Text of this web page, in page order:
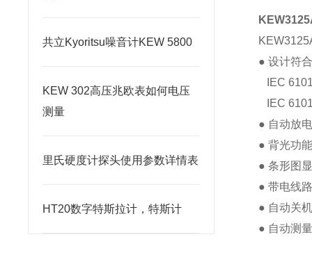
共立Kyoritsu噪音计KEW 5800
KEW 302高压兆欧表如何电压
测量
里氏硬度计探头使用参数详情表
HT20数字特斯拉计，特斯计
● 设计符
IEC
IEC
● 自动放
● 背光功
● 条形图
● 带电线
● 自动关
● 自动测